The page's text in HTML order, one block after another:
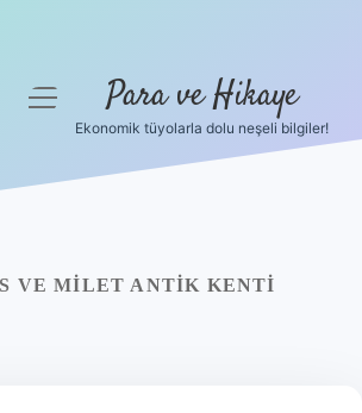
menüyü
Para ve Hikaye
Ekonomik tüyolarla dolu neşeli bilgiler!
VE MILET ANTIK KENTI